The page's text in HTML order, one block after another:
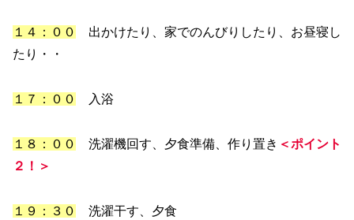
１４：００
出かけたり、家でのんびりしたり、お昼寝し
たり・・
１ ７ ：００ 入浴
１８：００ 洗濯機回す、夕食準備、作り置き ＜ポイント
２！＞
１９：３０ 洗濯干す、夕食